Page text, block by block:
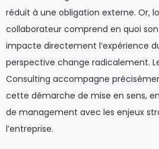
réduit à une obligation externe. Or,
collaborateur comprend en quoi
impacte directement l’expérience
perspective change radicalement.
Consulting accompagne
cette démarche de mise en sens,
de management avec les enjeux
l’entreprise.